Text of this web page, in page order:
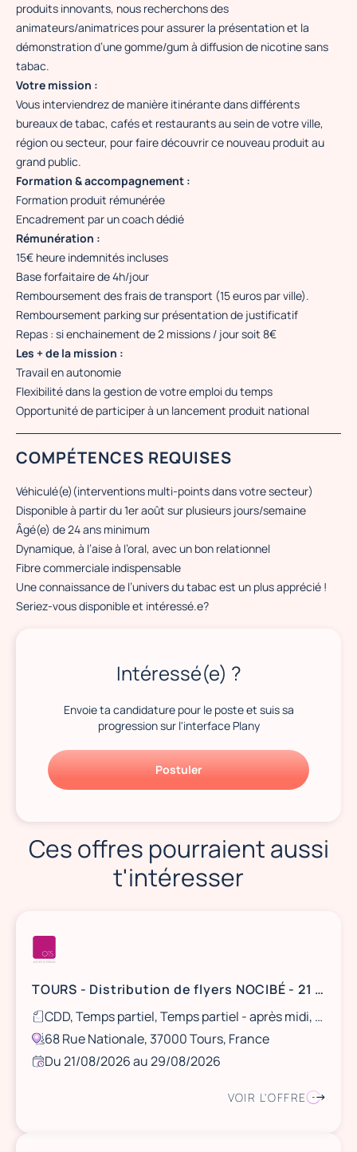
produits innovants, nous recherchons des
animateurs/animatrices pour assurer la présentation et la
démonstration d’une gomme/gum à diffusion de nicotine sans
tabac.
Votre mission :
Vous interviendrez de manière itinérante dans différents
bureaux de tabac, cafés et restaurants au sein de votre ville,
région ou secteur, pour faire découvrir ce nouveau produit au
grand public.
Formation & accompagnement :
Formation produit rémunérée
Encadrement par un coach dédié
Rémunération :
15€ heure indemnités incluses
Base forfaitaire de 4h/jour
Remboursement des frais de transport (15 euros par ville).
Remboursement parking sur présentation de justificatif
Repas : si enchainement de 2 missions / jour soit 8€
Les + de la mission :
Travail en autonomie
Flexibilité dans la gestion de votre emploi du temps
Opportunité de participer à un lancement produit national
COMPÉTENCES REQUISES
Véhiculé(e)(interventions multi-points dans votre secteur)
Disponible à partir du 1er août sur plusieurs jours/semaine
Âgé(e) de 24 ans minimum
Dynamique, à l’aise à l’oral, avec un bon relationnel
Fibre commerciale indispensable
Une connaissance de l’univers du tabac est un plus apprécié !
Seriez-vous disponible et intéressé.e?
Intéressé(e) ?
Envoie ta candidature pour le poste et suis sa
progression sur l'interface Plany
Postuler
Ces offres pourraient aussi
t'intéresser
TOURS - Distribution de flyers NOCIBÉ - 21 et 22 août / 28 et 29 août
CDD, Temps partiel, Temps partiel - après midi, Ponctuel
68 Rue Nationale, 37000 Tours, France
Du 21/08/2026 au 29/08/2026
VOIR L'OFFRE